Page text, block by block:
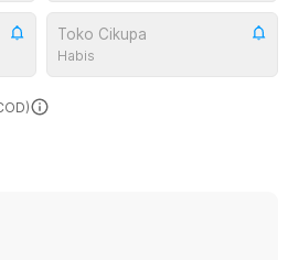
Toko Cikupa
Habis